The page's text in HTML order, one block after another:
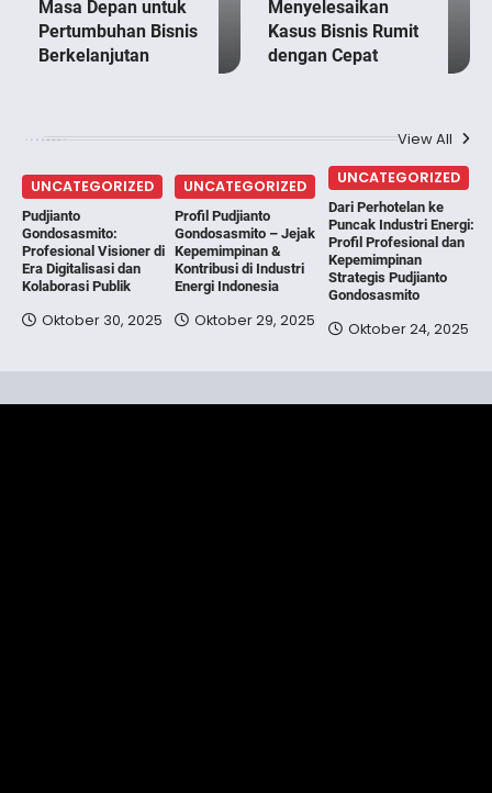
Masa Depan untuk
Pertumbuhan Bisnis
Berkelanjutan
Menyelesaikan
Kasus Bisnis Rumit
dengan Cepat
View All
UNCATEGORIZED
Pudjianto
Gondosasmito:
Profesional Visioner di
Era Digitalisasi dan
Kolaborasi Publik
Oktober 30, 2025
UNCATEGORIZED
Profil Pudjianto
Gondosasmito – Jejak
Kepemimpinan &
Kontribusi di Industri
Energi Indonesia
Oktober 29, 2025
UNCATEGORIZED
Dari Perhotelan ke
Puncak Industri Energi:
Profil Profesional dan
Kepemimpinan
Strategis Pudjianto
Gondosasmito
Oktober 24, 2025